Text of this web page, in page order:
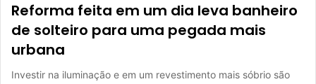
Reforma feita em um dia leva banheiro
de solteiro para uma pegada mais
urbana
Investir na iluminação e em um revestimento mais sóbrio são